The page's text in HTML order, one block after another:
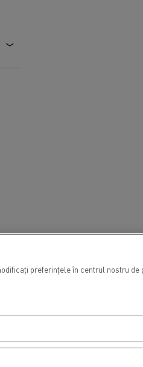
preferințele în centrul nostru